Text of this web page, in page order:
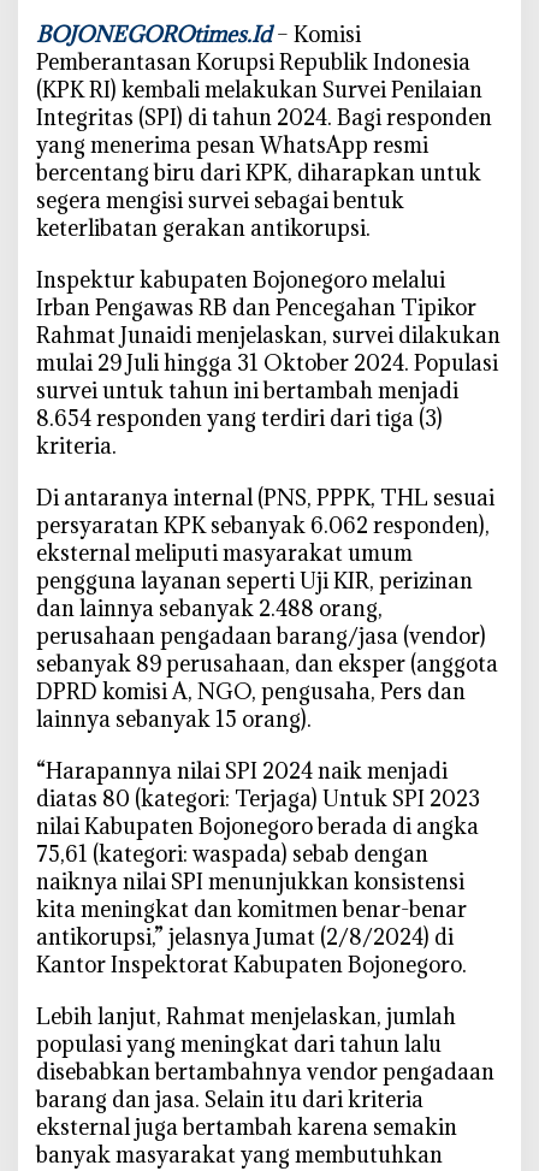
i
t
a
s
2
0
2
4
B
o
j
o
n
e
o
r
o
BOJONEGOROtimes.Id– Komisi
Pemberantasan Korupsi Republik Indonesia
(KPK RI) kembali melakukan Survei Penilaian
Integritas (SPI) di tahun 2024. Bagi responden
yang menerima pesan WhatsApp resmi
bercentang biru dari KPK, diharapkan untuk
segera mengisi survei sebagai bentuk
keterlibatan gerakan antikorupsi.
Inspektur kabupaten Bojonegoro melalui
Irban Pengawas RB dan Pencegahan Tipikor
Rahmat Junaidi menjelaskan, survei dilakukan
mulai 29 Juli hingga 31 Oktober 2024. Populasi
survei untuk tahun ini bertambah menjadi
8.654 responden yang terdiri dari tiga (3)
kriteria.
Di antaranya internal (PNS, PPPK, THL sesuai
persyaratan KPK sebanyak 6.062 responden),
eksternal meliputi masyarakat umum
pengguna layanan seperti Uji KIR, perizinan
dan lainnya sebanyak 2.488 orang,
perusahaan pengadaan barang/jasa (vendor)
sebanyak 89 perusahaan, dan eksper (anggota
DPRD komisi A, NGO, pengusaha, Pers dan
lainnya sebanyak 15 orang).
“Harapannya nilai SPI 2024 naik menjadi
diatas 80 (kategori: Terjaga) Untuk SPI 2023
nilai Kabupaten Bojonegoro berada di angka
75,61 (kategori: waspada) sebab dengan
naiknya nilai SPI menunjukkan konsistensi
kita meningkat dan komitmen benar-benar
antikorupsi,” jelasnya Jumat (2/8/2024) di
Kantor Inspektorat Kabupaten Bojonegoro.
Lebih lanjut, Rahmat menjelaskan, jumlah
populasi yang meningkat dari tahun lalu
disebabkan bertambahnya vendor pengadaan
barang dan jasa. Selain itu dari kriteria
eksternal juga bertambah karena semakin
banyak masyarakat yang membutuhkan